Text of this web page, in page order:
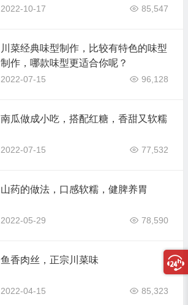
2022-10-17 85,547
川菜经典味型制作，比较有特色的味型
制作，哪款味型更适合你呢？
2022-07-15 96,128
南瓜做成小吃，搭配红糖，香甜又软糯
2022-07-15 77,532
山药的做法，口感软糯，健脾养胃
2022-05-29 78,590
鱼香肉丝，正宗川菜味
2022-04-15 85,323